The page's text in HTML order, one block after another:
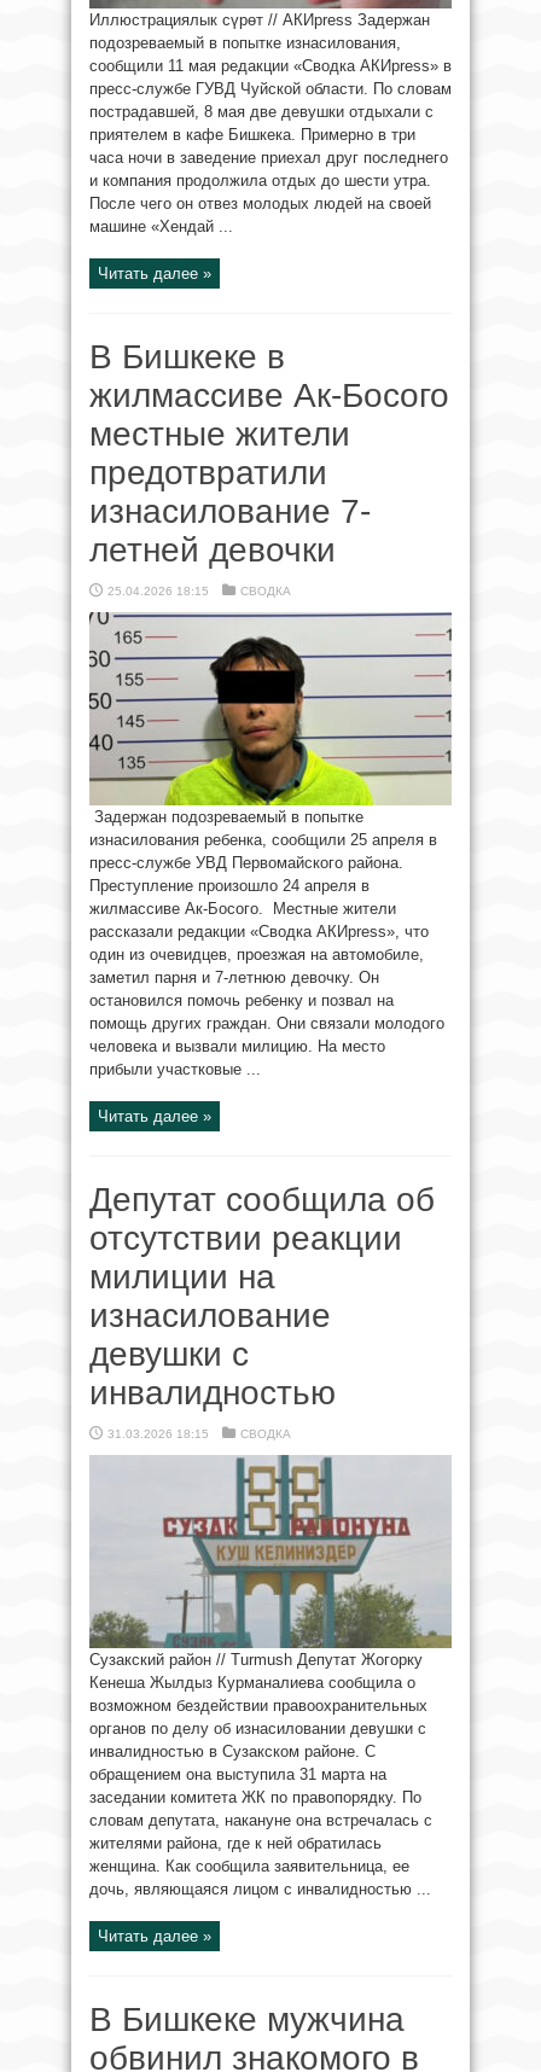
Иллюстрациялык сүрөт // АКИpress Задержан
подозреваемый в попытке изнасилования,
сообщили 11 мая редакции «Сводка АКИpress» в
пресс-службе ГУВД Чуйской области. По словам
пострадавшей, 8 мая две девушки отдыхали с
приятелем в кафе Бишкека. Примерно в три
часа ночи в заведение приехал друг последнего
и компания продолжила отдых до шести утра.
После чего он отвез молодых людей на своей
машине «Хендай ...
Читать далее »
В Бишкеке в
жилмассиве Ак-Босого
местные жители
предотвратили
изнасилование 7-
летней девочки
25.04.2026 18:15 СВОДКА
Задержан подозреваемый в попытке
изнасилования ребенка, сообщили 25 апреля в
пресс-службе УВД Первомайского района.
Преступление произошло 24 апреля в
жилмассиве Ак-Босого. Местные жители
рассказали редакции «Сводка АКИpress», что
один из очевидцев, проезжая на автомобиле,
заметил парня и 7-летнюю девочку. Он
остановился помочь ребенку и позвал на
помощь других граждан. Они связали молодого
человека и вызвали милицию. На место
прибыли участковые ...
Читать далее »
Депутат сообщила об
отсутствии реакции
милиции на
изнасилование
девушки с
инвалидностью
31.03.2026 18:15 СВОДКА
Сузакский район // Turmush Депутат Жогорку
Кенеша Жылдыз Курманалиева сообщила о
возможном бездействии правоохранительных
органов по делу об изнасиловании девушки с
инвалидностью в Сузакском районе. С
обращением она выступила 31 марта на
заседании комитета ЖК по правопорядку. По
словам депутата, накануне она встречалась с
жителями района, где к ней обратилась
женщина. Как сообщила заявительница, ее
дочь, являющаяся лицом с инвалидностью ...
Читать далее »
В Бишкеке мужчина
обвинил знакомого в